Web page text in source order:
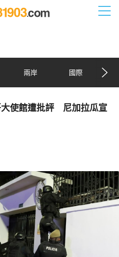
兩岸 國際
大使館遭批評 尼加拉瓜宣